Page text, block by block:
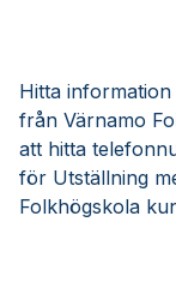
Hitta
från Värnamo
att hitta
för Utställning
Folkhögskola